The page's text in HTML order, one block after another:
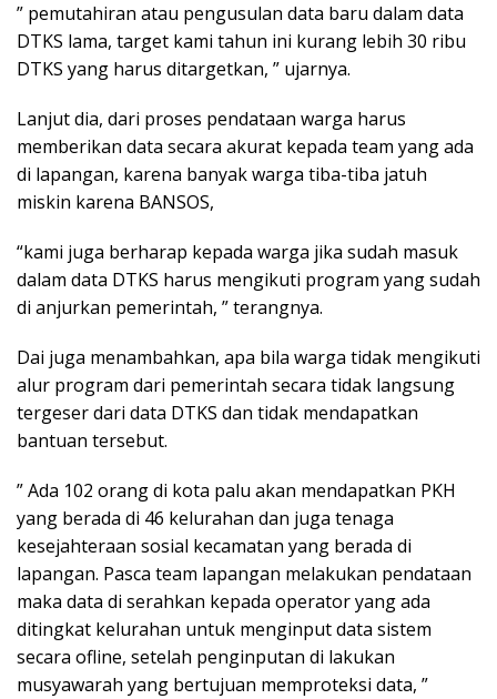
” pemutahiran atau pengusulan data baru dalam data
DTKS lama, target kami tahun ini kurang lebih 30 ribu
DTKS yang harus ditargetkan, ” ujarnya.
Lanjut dia, dari proses pendataan warga harus
memberikan data secara akurat kepada team yang ada
di lapangan, karena banyak warga tiba-tiba jatuh
miskin karena BANSOS,
“kami juga berharap kepada warga jika sudah masuk
dalam data DTKS harus mengikuti program yang sudah
di anjurkan pemerintah, ” terangnya.
Dai juga menambahkan, apa bila warga tidak mengikuti
alur program dari pemerintah secara tidak langsung
tergeser dari data DTKS dan tidak mendapatkan
bantuan tersebut.
” Ada 102 orang di kota palu akan mendapatkan PKH
yang berada di 46 kelurahan dan juga tenaga
kesejahteraan sosial kecamatan yang berada di
lapangan. Pasca team lapangan melakukan pendataan
maka data di serahkan kepada operator yang ada
ditingkat kelurahan untuk menginput data sistem
secara ofline, setelah penginputan di lakukan
musyawarah yang bertujuan memproteksi data, ”